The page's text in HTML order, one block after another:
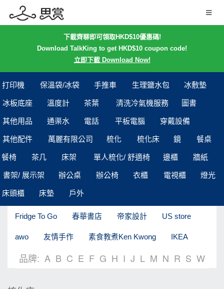
下載齊聊即可領取HKD$10優惠碼!
Download TalkKing to get HKD$10 coupon code!
立即下載 Download Now!
打印機 保溫袋/冰袋 手推車 生理鹽水包 冰敷墊
冰板底座 溫度計 茶葉 清洗冷氣機服務 圖書
其他用品 通渠水 電話 平板電腦 穿戴設備
其他配件 萬麗有限公司 梳化 梳化床 鏡 餐桌
餐椅 茶几 床架 單人梳化/ 舒適椅 邊櫃 牆紙
書架/ 展示架 辦公桌 辦公椅 衣櫃 電視櫃 燈光
床頭櫃 床墊 戶外
Fridge To Go 春華書店 帝家設計 US store
awo 友情手作 素食教煮Ken Kwong IKEA
品牌: A B C E F G H I J L M N R S W